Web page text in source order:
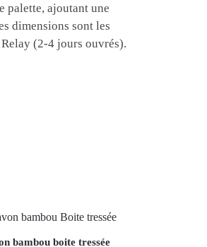
palette, ajoutant une
dimensions sont les
(2-4 jours ouvrés).
bambou boite tressée